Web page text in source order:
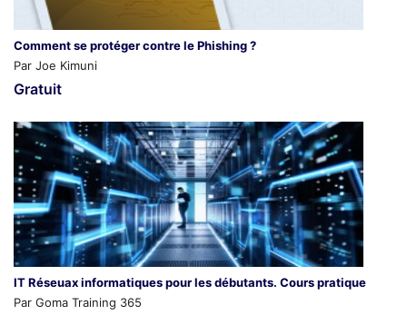
Comment se protéger contre le Phishing ?
Par Joe Kimuni
Gratuit
IT Réseuax informatiques pour les débutants. Cours pratique
Par Goma Training 365